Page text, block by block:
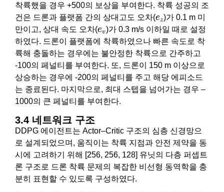
착륙했을 경우 +500의 보상을 부여한다. 착륙 성공의 조
건은 드론과 플랫폼 간의 상대고도 오차(ez
e z
)가 0.1 m 미
만이고, 상대 속도 오차(ev
e v)가 0.3 m/s 이하일 때로 설정
하였다. 드론이 플랫폼에 착륙하였으나 빠른 속도로 착
륙해 충돌하는 경우에는 불안정한 착륙으로 간주하고
-100의 페널티를 부여한다. 또, 드론이 150 m 이상으로
상승하는 경우에 -200의 페널티를 주고 해당 에피소드
는 종료된다. 마지막으로, 최대 스텝을 넘어가는 경우 –
1000의 큰 페널티를 부여한다.
3.4 네트워크 구조
DDPG 에이전트는 Actor–Critic 구조의 심층 신경망으
로 설계되었으며, 움직이는 착륙 지점과 안전 제약을 동
시에 고려하기 위해 [256, 256, 128] 유닛의 다층 퍼셉트
론 구조로 드론 착륙 문제의 복잡한 비선형 동역학을 충
분히 표현할 수 있도록 구성하였다.